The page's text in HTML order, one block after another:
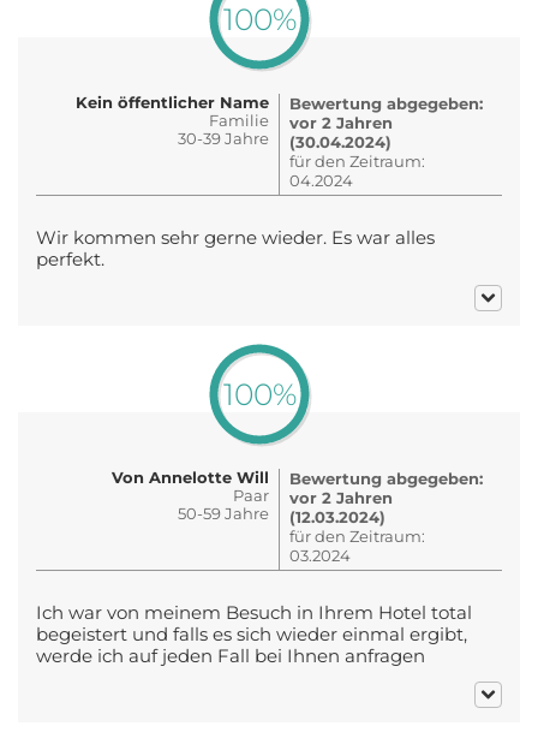
100%
Kein öffentlicher Name
Familie
30-39 Jahre
Bewertung abgegeben:
vor 2 Jahren
(30.04.2024)
für den Zeitraum:
04.2024
Wir kommen sehr gerne wieder. Es war alles
perfekt.
100%
Von Annelotte Will
Paar
50-59 Jahre
Bewertung abgegeben:
vor 2 Jahren
(12.03.2024)
für den Zeitraum:
03.2024
Ich war von meinem Besuch in Ihrem Hotel total
begeistert und falls es sich wieder einmal ergibt,
werde ich auf jeden Fall bei Ihnen anfragen